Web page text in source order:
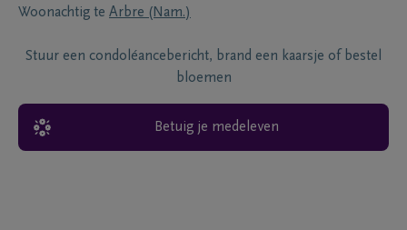
Woonachtig te Arbre (Nam.)
Stuur een condoléancebericht, brand een kaarsje of bestel
bloemen
Betuig je medeleven